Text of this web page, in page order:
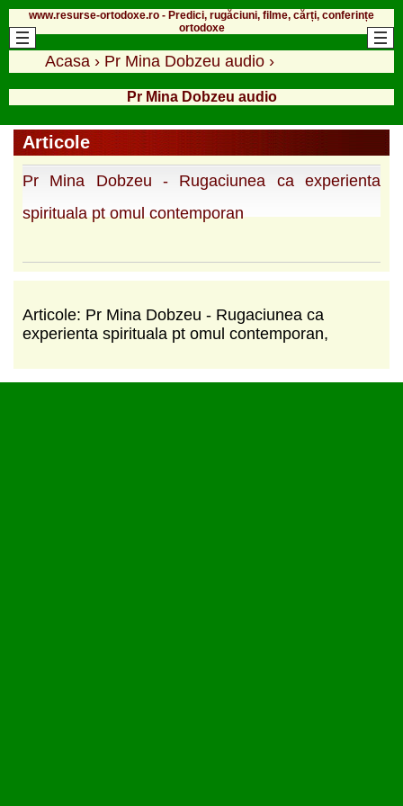
www.resurse-ortodoxe.ro - Predici, rugăciuni, filme, cărți, conferințe
ortodoxe
Acasa › Pr Mina Dobzeu audio ›
Pr Mina Dobzeu audio
Articole
Pr Mina Dobzeu - Rugaciunea ca experienta
spirituala pt omul contemporan
Articole: Pr Mina Dobzeu - Rugaciunea ca
experienta spirituala pt omul contemporan,